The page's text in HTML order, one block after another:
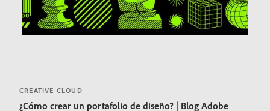
CREATIVE CLOUD
¿Cómo crear un portafolio de diseño? | Blog Adobe